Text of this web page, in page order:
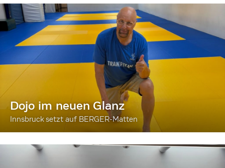
Dojo im neuen Glanz
Innsbruck setzt auf BERGER-Matten